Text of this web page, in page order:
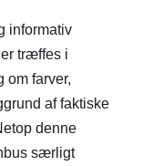
informativ
træffes i
om farver,
af faktiske
denne
særligt